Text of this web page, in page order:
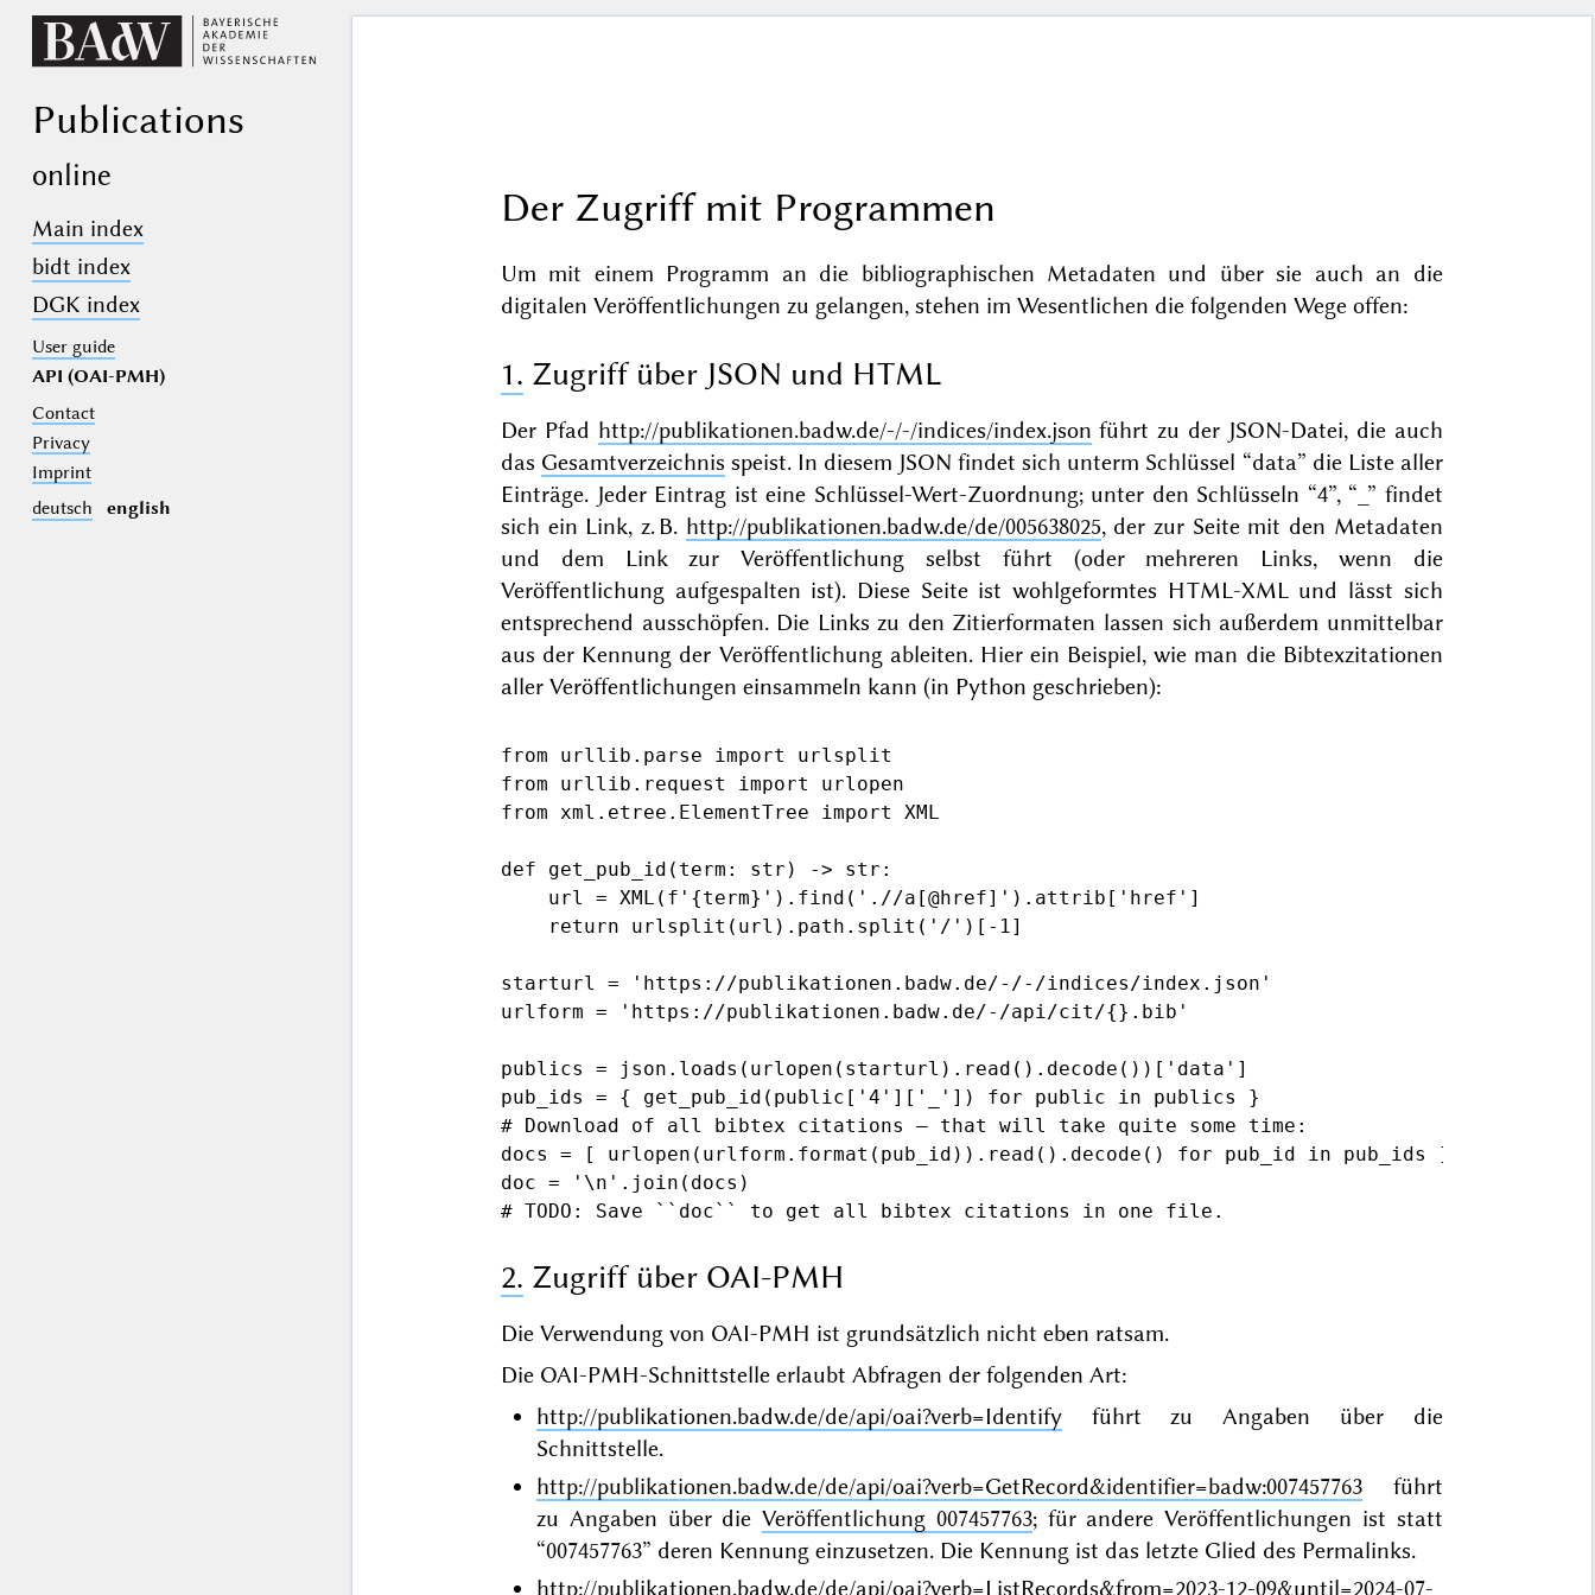
Publications
online
Main index
bidt index
DGK index
User guide
API (OAI-PMH)
Contact
Privacy
Imprint
deutsch
english
Der Zugriff mit Programmen
Um mit einem Programm an die bibliographischen Metadaten und über sie auch an die
digitalen Veröffentlichungen zu gelangen, stehen im Wesentlichen die folgenden Wege offen:
1. Zugriff über JSON und HTML
Der Pfad http://publikationen.badw.de/-/-/indices/index.json führt zu der JSON-Datei, die auch
das Gesamtverzeichnis speist. In diesem JSON findet sich unterm Schlüssel “data” die Liste aller
Einträge. Jeder Eintrag ist eine Schlüssel-Wert-Zuordnung; unter den Schlüsseln “4”, “_” findet
sich ein Link, z. B. http://publikationen.badw.de/de/005638025, der zur Seite mit den Metadaten
und dem Link zur Veröffentlichung selbst führt (oder mehreren Links, wenn die
Veröffentlichung aufgespalten ist). Diese Seite ist wohlgeformtes HTML-XML und lässt sich
entsprechend ausschöpfen. Die Links zu den Zitierformaten lassen sich außerdem unmittelbar
aus der Kennung der Veröffentlichung ableiten. Hier ein Beispiel, wie man die Bibtexzitationen
aller Veröffentlichungen einsammeln kann (in Python geschrieben):
from urllib.parse import urlsplit
from urllib.request import urlopen
from xml.etree.ElementTree import XML
def get_pub_id(term: str) -> str:
	url = XML(f'
{term} ').find('.//a[@href]').attrib['href']
starturl = 'https://publikationen.badw.de/-/-/indices/index.json'
urlform = 'https://publikationen.badw.de/-/api/cit/{}.bib'
publics = json.loads(urlopen(starturl).read().decode())['data']
pub_ids = { get_pub_id(public['4']['_']) for public in publics }
# Download of all bibtex citations – that will take quite some time:
docs = [ urlopen(urlform.format(pub_id)).read().decode() for pub_id in pub_ids ]
doc = '\n'.join(docs)
2. Zugriff über OAI-PMH
Die Verwendung von OAI-PMH ist grundsätzlich nicht eben ratsam.
Die OAI-PMH-Schnittstelle erlaubt Abfragen der folgenden Art:
http://publikationen.badw.de/de/api/oai?verb=Identifyführt zu Angaben über die
Schnittstelle.
http://publikationen.badw.de/de/api/oai?verb=GetRecord&identifier=badw:007457763führt
zu Angaben über dieVeröffentlichung 007457763; für andere Veröffentlichungen ist statt
“007457763” deren Kennung einzusetzen. Die Kennung ist das letzte Glied des Permalinks.
http://publikationen.badw.de/de/api/oai?verb=ListRecords&from=2023-12-09&until=2024-07-